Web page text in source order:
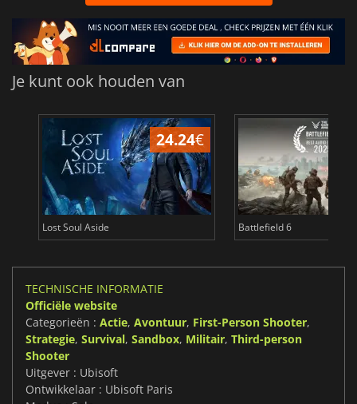
Je kunt ook houden van
24.24€
Lost Soul Aside Battlefield 6
TECHNISCHE INFORMATIE
Officiële website
Categorieën : Actie, Avontuur, First-Person Shooter,
Strategie, Survival, Sandbox, Militair, Third-person
Shooter
Uitgever : Ubisoft
Ontwikkelaar : Ubisoft Paris